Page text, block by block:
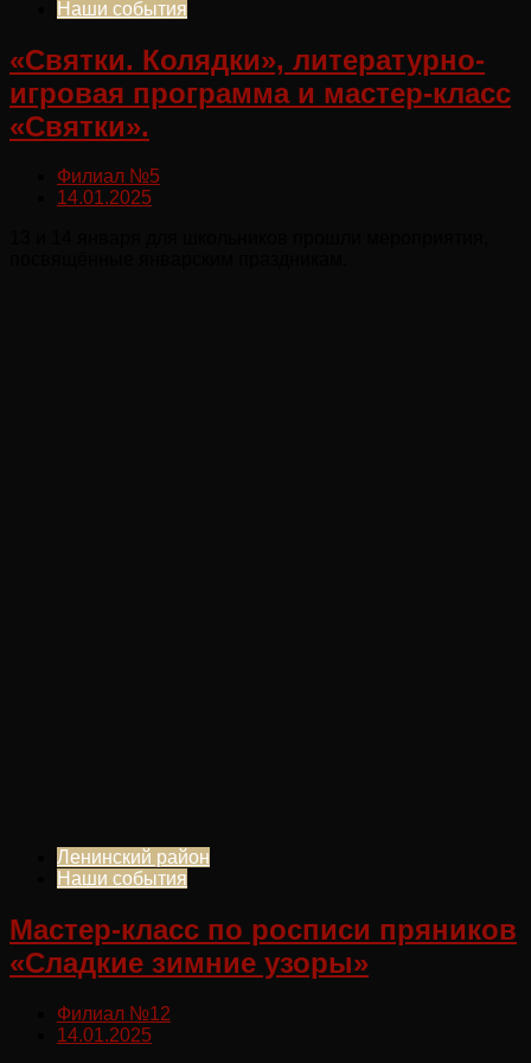
Наши события
«Святки. Колядки», литературно-
игровая программа и мастер-класс
«Святки».
Филиал №5
14.01.2025
Ленинский район
Наши события
Мастер-класс по росписи пряников
«Сладкие зимние узоры»
Филиал №12
14.01.2025